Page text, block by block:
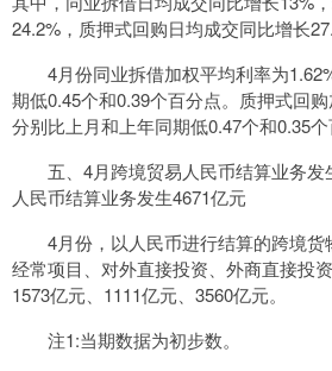
24.2%，质押式回购日均成交同比增长
4月份同业拆借加权平均利率为
期低0.45个和0.39个百分点。质押式回
分别比上月和上年同期低0.47个和0.35个
五、4月跨境贸易人民币结算业务
人民币结算业务发生4671亿元
4月份，以人民币进行结算的跨境
经常项目、对外直接投资、外商直接投资
1573亿元、1111亿元、3560亿元。
注1:当期数据为初步数。